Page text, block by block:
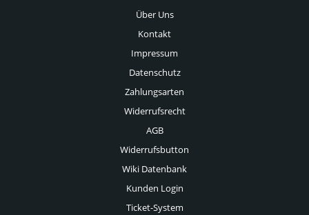
Über Uns
Kontakt
Impressum
Datenschutz
Zahlungsarten
Widerrufsrecht
AGB
Widerrufsbutton
Wiki Datenbank
Kunden Login
Ticket-System